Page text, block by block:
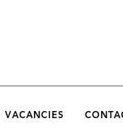
VACANCIES